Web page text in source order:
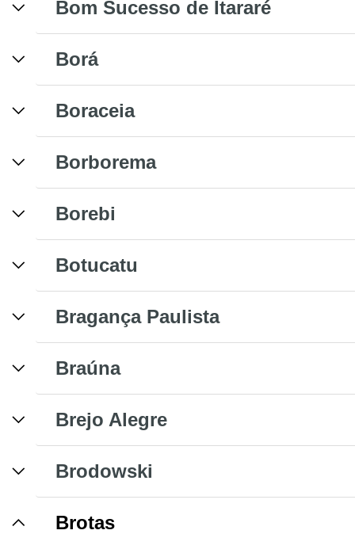
Bom Sucesso de Itararé
Borá
Boraceia
Borborema
Borebi
Botucatu
Bragança Paulista
Braúna
Brejo Alegre
Brodowski
Brotas